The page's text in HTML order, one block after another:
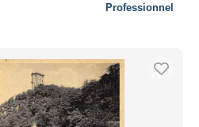
Professionnel